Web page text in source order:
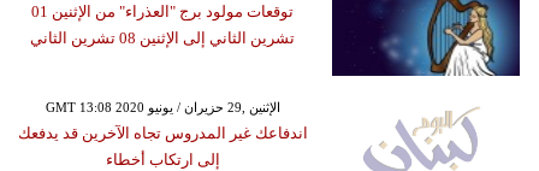
توقعات مولود برج "العذراء" من الإثنين 01
تشرين الثاني إلى الإثنين 08 تشرين الثاني
GMT 13:08 2020 الإثنين ,29 حزيران / يونيو
اندفاعك غير المدروس تجاه الآخرين قد يدفعك
إلى ارتكاب أخطاء